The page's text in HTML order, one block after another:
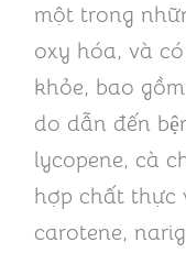
một trong
oxy hóa, và
khỏe, bao
do dẫn đến
lycopene, cà
hợp chất thực
carotene,